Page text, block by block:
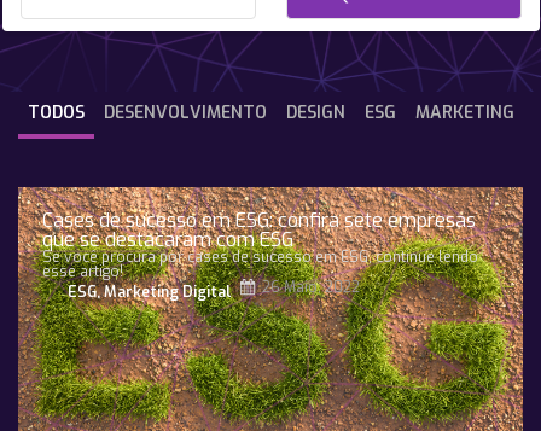
DESENVOLVIMENTO DESIGN ESG MARKETING
TODOS
Cases de sucesso em ESG: confira sete empresas
que se destacaram com ESG
Se você procura por cases de sucesso em ESG, continue lendo
esse artigo!
ESG,Marketing Digital 26 Maio, 2022